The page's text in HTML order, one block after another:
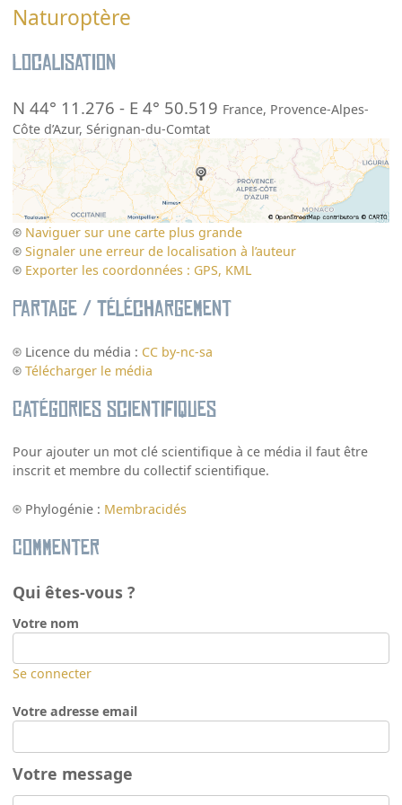
Naturoptère
Localisation
N 44° 11.276 - E 4° 50.519 France, Provence-Alpes-
Côte d’Azur,Sérignan-du-Comtat
Naviguer sur une carte plus grande
Signaler une erreur de localisation à l’auteur
Exporter les coordonnées : GPS, KML
Partage / Téléchargement
Licence du média : CC by-nc-sa
Télécharger le média
Catégories scientifiques
Pour ajouter un mot clé scientifique à ce média il faut être
inscrit et membre du collectif scientifique.
Phylogénie : Membracidés
Commenter
Qui êtes-vous ?
Votre nom
Se connecter
Votre adresse email
Votre message